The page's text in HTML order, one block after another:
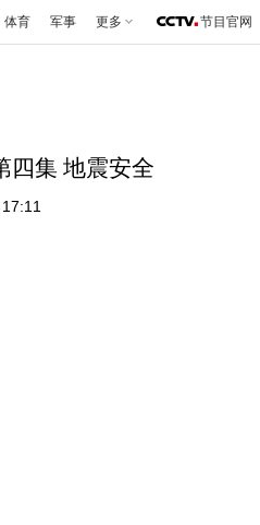
体育 军事 更多 节目官网
四集 地震安全